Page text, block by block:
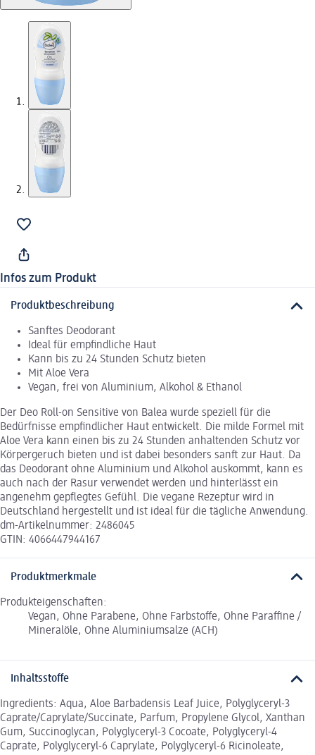
Infos zum Produkt
Produktbeschreibung
Sanftes Deodorant
Ideal für empfindliche Haut
Kann bis zu 24 Stunden Schutz bieten
Mit Aloe Vera
Vegan, frei von Aluminium, Alkohol & Ethanol
Der Deo Roll-on Sensitive von Balea wurde speziell für die
Bedürfnisse empfindlicher Haut entwickelt. Die milde Formel mit
Aloe Vera kann einen bis zu 24 Stunden anhaltenden Schutz vor
Körpergeruch bieten und ist dabei besonders sanft zur Haut. Da
das Deodorant ohne Aluminium und Alkohol auskommt, kann es
auch nach der Rasur verwendet werden und hinterlässt ein
angenehm gepflegtes Gefühl. Die vegane Rezeptur wird in
Deutschland hergestellt und ist ideal für die tägliche Anwendung.
dm-Artikelnummer: 2486045
GTIN: 4066447944167
Produktmerkmale
Produkteigenschaften:
Vegan, Ohne Parabene, Ohne Farbstoffe, Ohne Paraffine /
Mineralöle, Ohne Aluminiumsalze (ACH)
Inhaltsstoffe
Ingredients: Aqua, Aloe Barbadensis Leaf Juice, Polyglyceryl-3
Caprate/Caprylate/Succinate, Parfum, Propylene Glycol, Xanthan
Gum, Succinoglycan, Polyglyceryl-3 Cocoate, Polyglyceryl-4
Caprate, Polyglyceryl-6 Caprylate, Polyglyceryl-6 Ricinoleate,